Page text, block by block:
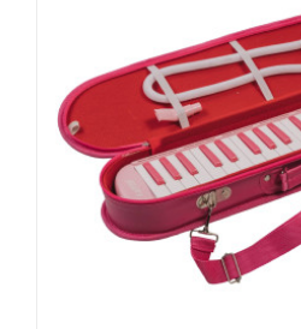
EASTTOP BM-37SL